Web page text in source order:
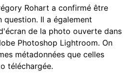
Rohart a confirmé être
Il a également
de la photo ouverte dans
Photoshop Lightroom. On
métadonnées que celles
téléchargée.